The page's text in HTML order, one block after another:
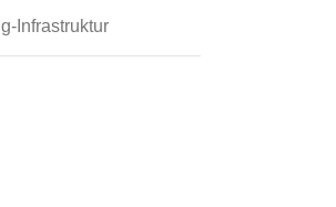
Infrastruktur